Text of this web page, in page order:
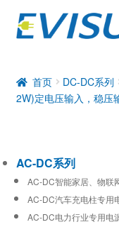
DC-DC系列
工业通信模块
首页 DC-DC系列
2W)定电压输入，稳压
AC-DC系列
AC-DC智能家居、物联
AC-DC汽车充电柱专用
AC-DC电力行业专用电